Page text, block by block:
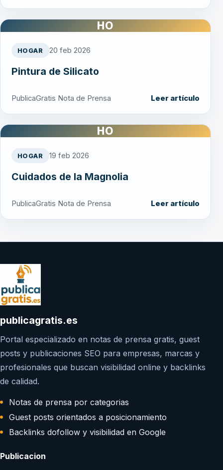
HO
HOGAR 20 feb 2026
Pintura de Silicato
PublicaGratis Nota de Prensa Leer artículo
HO
HOGAR 19 feb 2026
Cuidados de la Magnolia
PublicaGratis Nota de Prensa Leer artículo
publicagratis.es
Portal especializado en notas de prensa gratis, guest
posts y publicaciones SEO para empresas, marcas y
profesionales que buscan visibilidad online y backlinks
de calidad.
Notas de prensa por categorias
Guest posts orientados a posicionamiento
Backlinks dofollow y visibilidad en Google
Publicacion